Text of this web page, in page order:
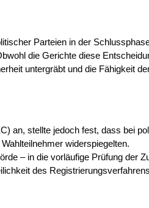
Parteien in der
die Gerichte diese
untergräbt und die Fähigkeit
an, stellte jedoch fest, dass bei
widerspiegelten.
– in die vorläufige Prüfung der
des